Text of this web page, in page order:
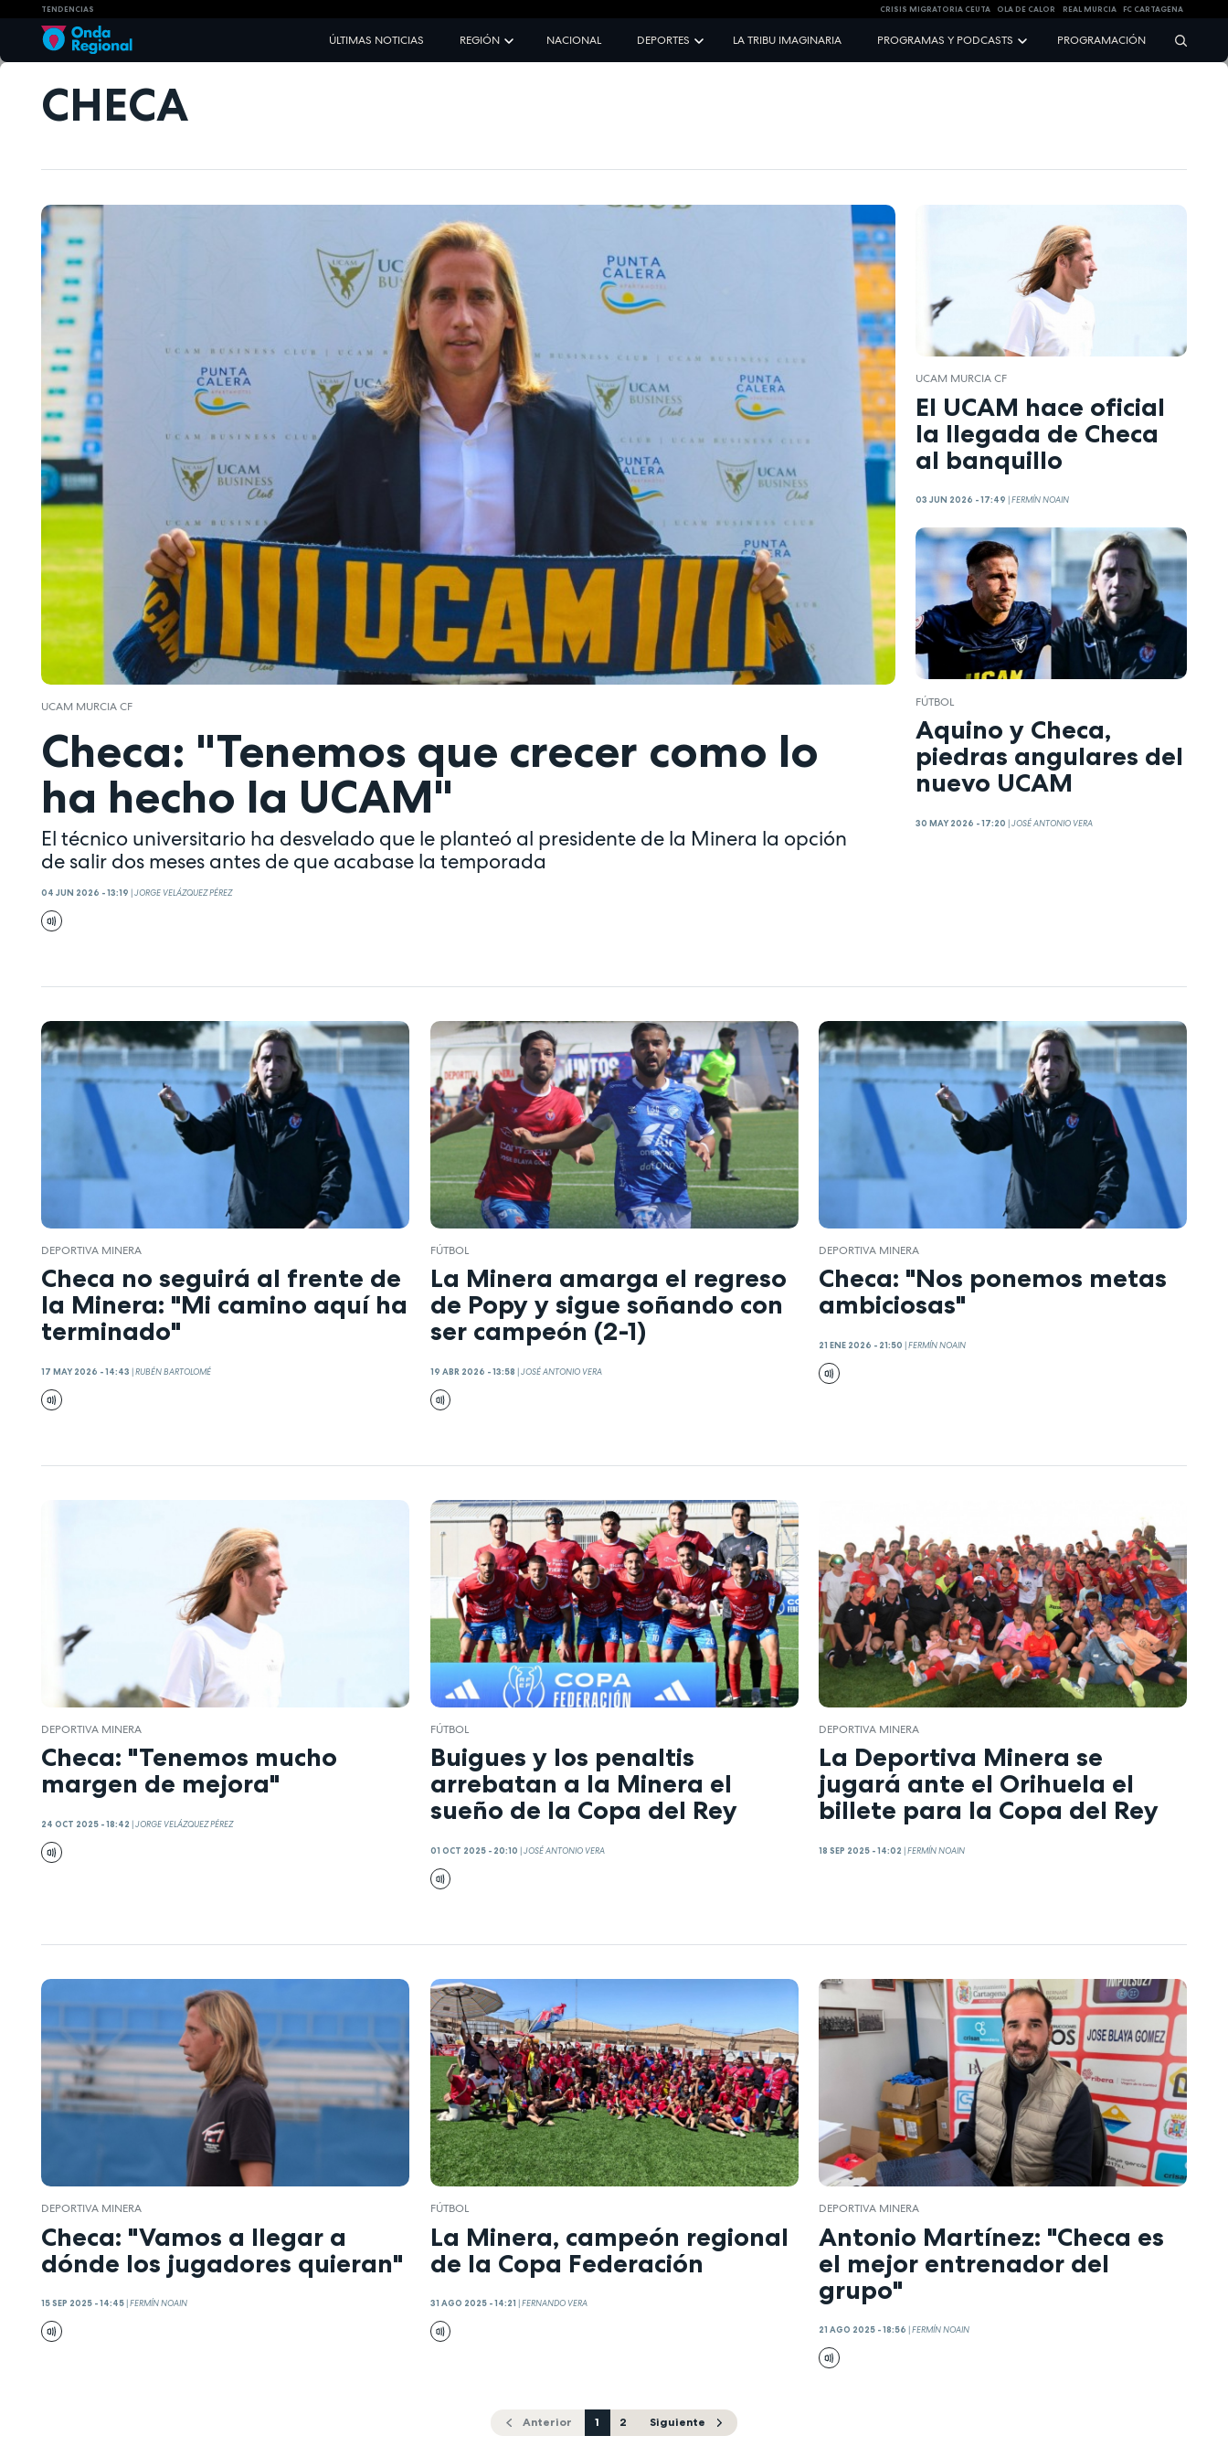
TENDENCIAS CRISIS MIGRATORIA CEUTA OLA DE CALOR REAL MURCIA FC CARTAGENA
ÚLTIMAS NOTICIAS REGIÓN NACIONAL DEPORTES LA TRIBU IMAGINARIA PROGRAMAS Y PODCASTS PROGRAMACIÓN
CHECA
UCAM MURCIA CF
Checa: "Tenemos que crecer como lo
ha hecho la UCAM"
El técnico universitario ha desvelado que le planteó al presidente de la Minera la opción
de salir dos meses antes de que acabase la temporada
04 JUN 2026 - 13:19 |JORGE VELÁZQUEZ PÉREZ
UCAM MURCIA CF
El UCAM hace oficial
la llegada de Checa
al banquillo
03 JUN 2026 - 17:49 |FERMÍN NOAIN
FÚTBOL
Aquino y Checa,
piedras angulares del
nuevo UCAM
30 MAY 2026 - 17:20 |JOSÉ ANTONIO VERA
DEPORTIVA MINERA
Checa no seguirá al frente de
la Minera: "Mi camino aquí ha
terminado"
17 MAY 2026 - 14:43 |RUBÉN BARTOLOMÉ
FÚTBOL
La Minera amarga el regreso
de Popy y sigue soñando con
ser campeón (2-1)
19 ABR 2026 - 13:58 |JOSÉ ANTONIO VERA
DEPORTIVA MINERA
Checa: "Nos ponemos metas
ambiciosas"
21 ENE 2026 - 21:50 |FERMÍN NOAIN
DEPORTIVA MINERA
Checa: "Tenemos mucho
margen de mejora"
24 OCT 2025 - 18:42 |JORGE VELÁZQUEZ PÉREZ
FÚTBOL
Buigues y los penaltis
arrebatan a la Minera el
sueño de la Copa del Rey
01 OCT 2025 - 20:10 |JOSÉ ANTONIO VERA
DEPORTIVA MINERA
La Deportiva Minera se
jugará ante el Orihuela el
billete para la Copa del Rey
18 SEP 2025 - 14:02 |FERMÍN NOAIN
DEPORTIVA MINERA
Checa: "Vamos a llegar a
dónde los jugadores quieran"
15 SEP 2025 - 14:45 |FERMÍN NOAIN
FÚTBOL
La Minera, campeón regional
de la Copa Federación
31 AGO 2025 - 14:21 |FERNANDO VERA
DEPORTIVA MINERA
Antonio Martínez: "Checa es
el mejor entrenador del
grupo"
21 AGO 2025 - 18:56 |FERMÍN NOAIN
Anterior 1 2 Siguiente